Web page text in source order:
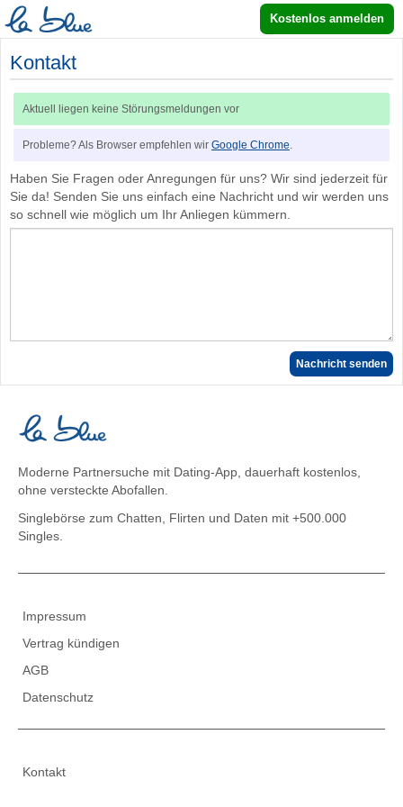
Kostenlos anmelden
Kontakt
Haben Sie Fragen oder Anregungen für uns? Wir sind jederzeit für
Sie da! Senden Sie uns einfach eine Nachricht und wir werden uns
so schnell wie möglich um Ihr Anliegen kümmern.
Nachricht senden
Aktuell liegen keine Störungsmeldungen vor
Probleme? Als Browser empfehlen wir Google Chrome.
Moderne Partnersuche mit Dating-App, dauerhaft kostenlos,
ohne versteckte Abofallen.
Singlebörse zum Chatten, Flirten und Daten mit +500.000
Singles.
Impressum
Vertrag kündigen
AGB
Datenschutz
Kontakt